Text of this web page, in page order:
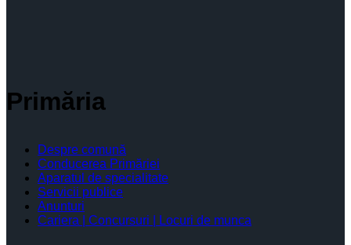
Primăria
Despre comună
Conducerea Primăriei
Aparatul de specialitate
Servicii publice
Anunturi
Cariera | Concursuri | Locuri de munca